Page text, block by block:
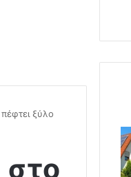
ξύλο
στο